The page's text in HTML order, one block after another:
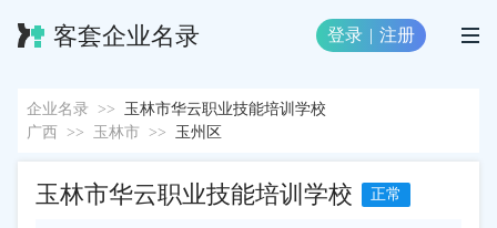
客套企业名录 登录 | 注册
企业名录 >>
玉林市华云职业技能培训学校
广西
>> 玉林市 >> 玉州区
玉林市华云职业技能培训学校 正常